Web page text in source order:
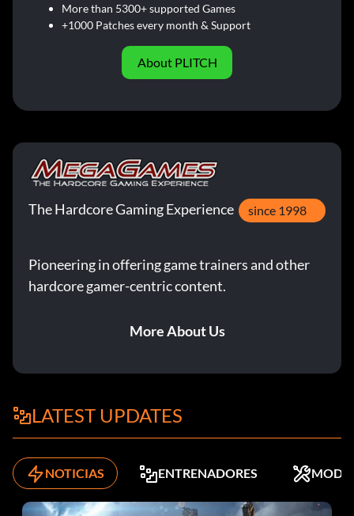
More than 5300+ supported Games
+1000 Patches every month & Support
About PLITCH
The Hardcore Gaming Experience since 1998
Pioneering in offering game trainers and other
hardcore gamer-centric content.
More About Us
LATEST UPDATES
NOTICIAS ENTRENADORES MODS